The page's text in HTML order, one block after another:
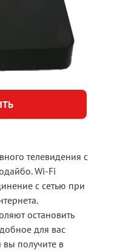
телевидения с
Wi-Fi
с сетью при
остановить
для вас
вы получите в